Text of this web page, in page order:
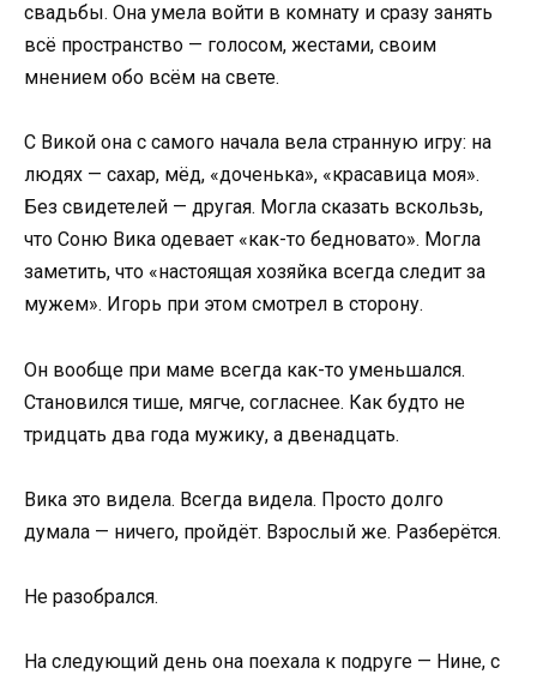
свадьбы. Она умела войти в комнату и сразу занять
всё пространство — голосом, жестами, своим
мнением обо всём на свете.
С Викой она с самого начала вела странную игру: на
людях — сахар, мёд, «доченька», «красавица моя».
Без свидетелей — другая. Могла сказать вскользь,
что Соню Вика одевает «как-то бедновато». Могла
заметить, что «настоящая хозяйка всегда следит за
мужем». Игорь при этом смотрел в сторону.
Он вообще при маме всегда как-то уменьшался.
Становился тише, мягче, согласнее. Как будто не
тридцать два года мужику, а двенадцать.
Вика это видела. Всегда видела. Просто долго
думала — ничего, пройдёт. Взрослый же. Разберётся.
Не разобрался.
На следующий день она поехала к подруге — Нине, с